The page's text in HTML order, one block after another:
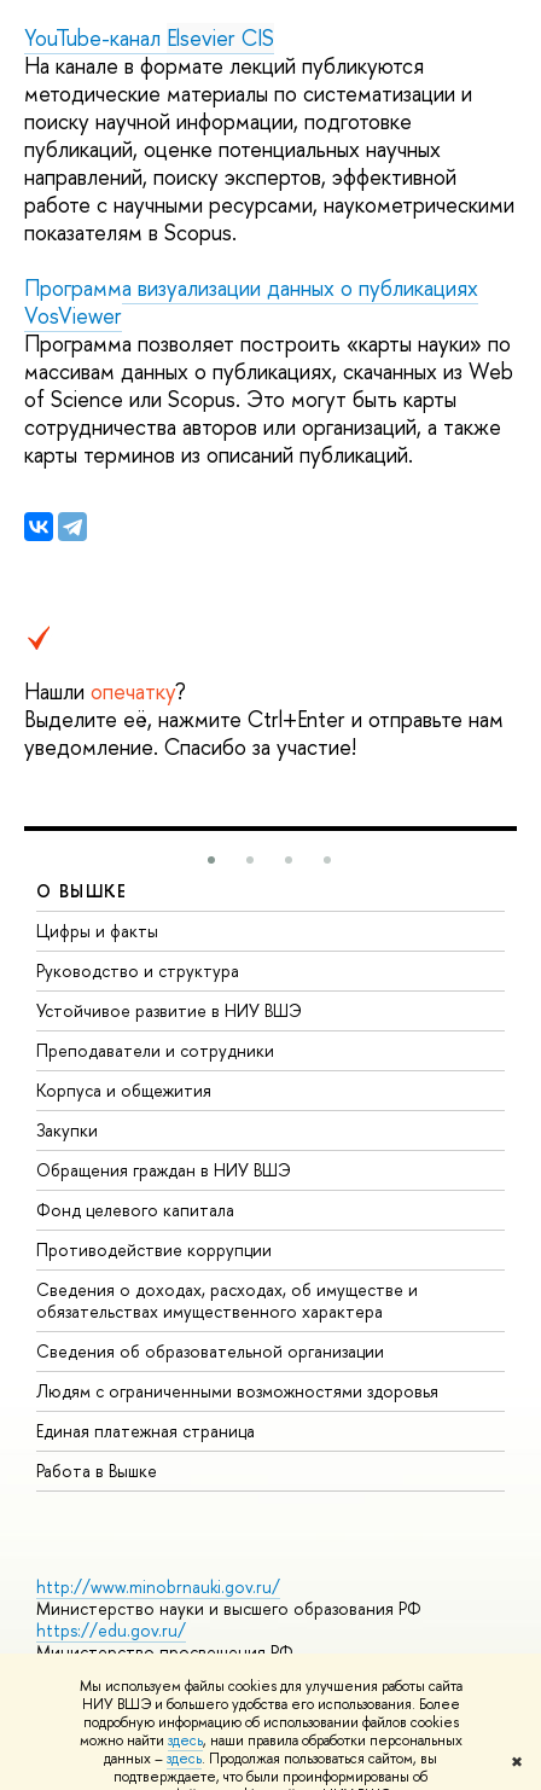
Мы используем файлы cookies для улучшения работы сайта
НИУ ВШЭ и большего удобства его использования. Более
подробную информацию об использовании файлов cookies
можно найти здесь, наши правила обработки персональных
данных –здесь. Продолжая пользоваться сайтом, вы
подтверждаете, что были проинформированы об
✖
YouTube-канал Elsevier CIS
На канале в формате лекций публикуются
методические материалы по систематизации и
поиску научной информации, подготовке
публикаций, оценке потенциальных научных
направлений, поиску экспертов, эффективной
работе с научными ресурсами, наукометрическими
показателям в Scopus.
Программа визуализации данных о публикациях
VosViewer
Программа позволяет построить «карты науки» по
массивам данных о публикациях, скачанных из Web
of Science или Scopus. Это могут быть карты
сотрудничества авторов или организаций, а также
карты терминов из описаний публикаций.
Нашли опечатку?
Выделите её, нажмите Ctrl+Enter и отправьте нам
уведомление. Спасибо за участие!
О ВЫШКЕ
Цифры и факты
Руководство и структура
Устойчивое развитие в НИУ ВШЭ
Преподаватели и сотрудники
Корпуса и общежития
Закупки
Обращения граждан в НИУ ВШЭ
Фонд целевого капитала
Противодействие коррупции
Сведения о доходах, расходах, об имуществе и
обязательствах имущественного характера
Сведения об образовательной организации
Людям с ограниченными возможностями здоровья
Единая платежная страница
Работа в Вышке
http://www.minobrnauki.gov.ru/
Министерство науки и высшего образования РФ
https://edu.gov.ru/
Министерство просвещения РФ
https://elearning.hse.ru/mooc
Массовые открытые онлайн-курсы
© НИУ ВШЭ 1993–2026 Адреса и контактыУсловия
использования материалов Политика конфиденциальности